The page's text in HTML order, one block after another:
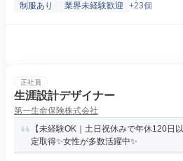
制服あり 業界未経験歓迎 +23個
正社員
生涯設計デザイナー
第一生命保険株式会社
【未経験OK｜土日祝休みで年休120日
定取得✨女性が多数活躍中✨